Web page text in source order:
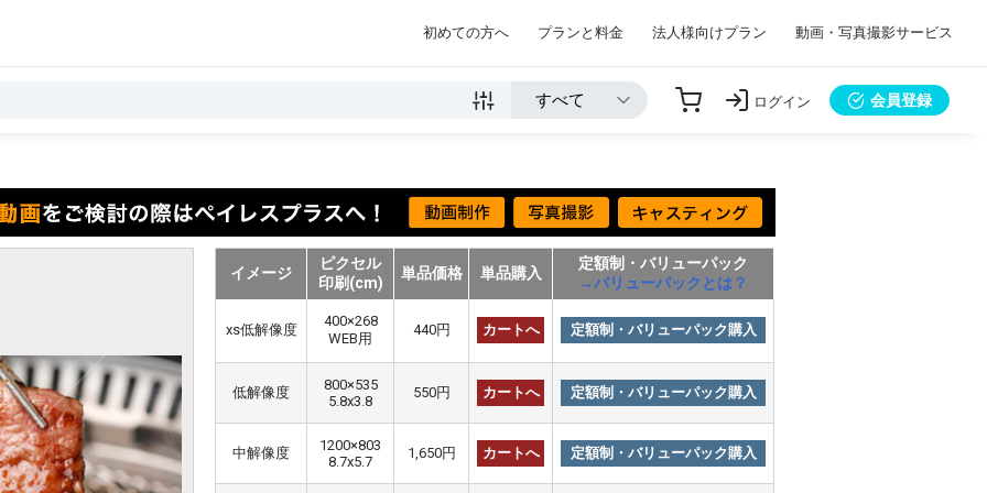
初めての方へ プランと料金 法人様向けプラン 動画・写真撮影サービス
ログイン 会員登録
イメージ
ピクセル
印刷(cm)
単品価格 単品購入
定額制・バリューパック
→バリューパックとは？
xs低解像度
400×268
WEB用
440円 カートへ 定額制・バリューパック購入
低解像度
800×535
5.8x3.8
550円 カートへ 定額制・バリューパック購入
中解像度
1200×803
8.7x5.7
1,650円 カートへ 定額制・バリューパック購入